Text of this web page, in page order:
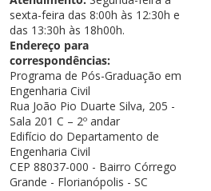
sexta-feira das 8:00h às 12:30h e
das 13:30h às 18h00h.
Endereço para
correspondências:
Programa de Pós-Graduação em
Engenharia Civil
Rua João Pio Duarte Silva, 205 -
Sala 201 C – 2º andar
Edifício do Departamento de
Engenharia Civil
CEP 88037-000 - Bairro Córrego
Grande - Florianópolis - SC